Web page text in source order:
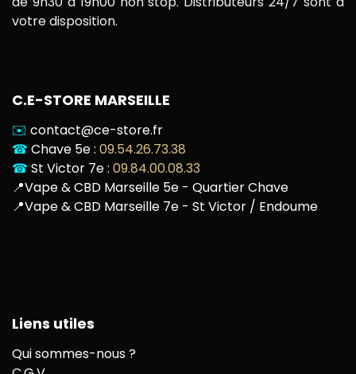
votre disposition.
C.E-STORE MARSEILLE
✉️ contact@ce-store.fr
☎ Chave 5e : 09.54.26.73.38
☎ St Victor 7e : 09.84.00.08.33
📍Vape & CBD Marseille 5e - Quartier Chave
📍Vape & CBD Marseille 7e - St Victor / Endoume
Liens utiles
Qui sommes-nous ?